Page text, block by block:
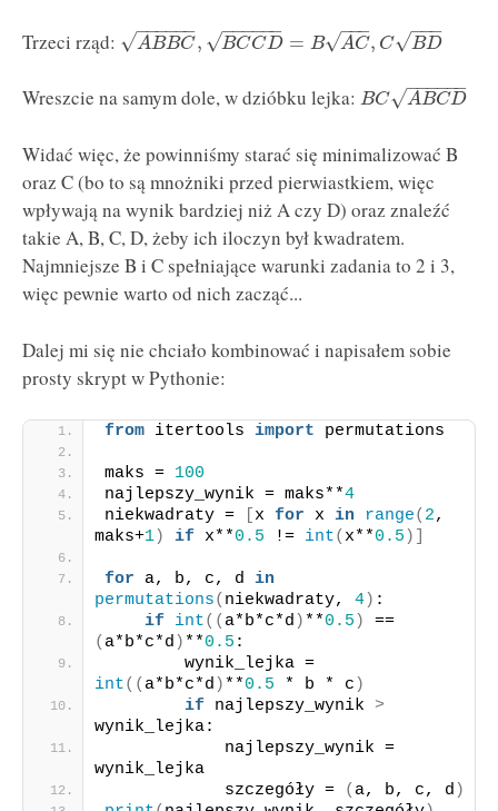
Trzeci rząd: ABBC
− −
−−−−
√ , BCCD
− −
−−−−
√ = B AC
−−
−
√ , C BD
−−
−
√
Wreszcie na samym dole, w dzióbku lejka: BC ABCD
− −
−−−−
√
Widać więc, że powinniśmy starać się minimalizować B
oraz C (bo to są mnożniki przed pierwiastkiem, więc
wpływają na wynik bardziej niż A czy D) oraz znaleźć
takie A, B, C, D, żeby ich iloczyn był kwadratem.
Najmniejsze B i C spełniające warunki zadania to 2 i 3,
więc pewnie warto od nich zacząć...
Dalej mi się nie chciało kombinować i napisałem sobie
prosty skrypt w Pythonie:
from itertools import permutations
maks = 100
najlepszy_wynik = maks**4
niekwadraty =
x for x in range( 2,
maks+1) if x**0.5 != int( x**0.5 )]
for a, b, c, d in
permutations( niekwadraty, 4) :
if int(( a*b*c*d ) **0.5 )
( a*b*c*d ) **0.5 :
int(( a*b*c*d ) **0.5 * b * c )
if najlepszy_wynik >
wynik_lejka:
            najlepszy_wynik =
wynik_lejka
            szczegóły =
( a, b, c, d )